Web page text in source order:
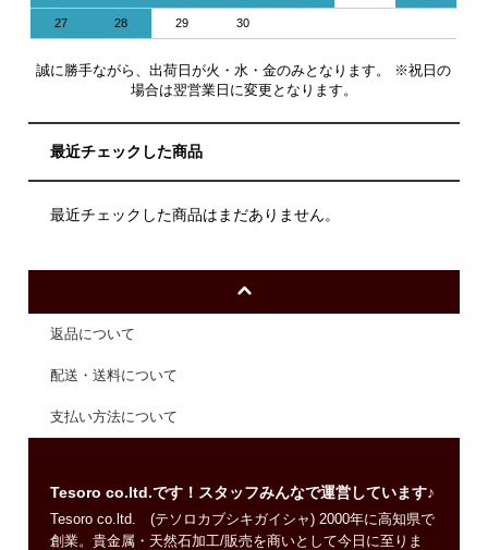
27 28 29 30
誠に勝手ながら、出荷日が火・水・金のみとなります。 ※祝日の
場合は翌営業日に変更となります。
最近チェックした商品
最近チェックした商品はまだありません。
返品について
配送・送料について
支払い方法について
Tesoro co.ltd.です！スタッフみんなで運営しています♪
Tesoro co.ltd. (テソロカブシキガイシャ) 2000年に高知県で
創業。貴金属・天然石加工/販売を商いとして今日に至りま